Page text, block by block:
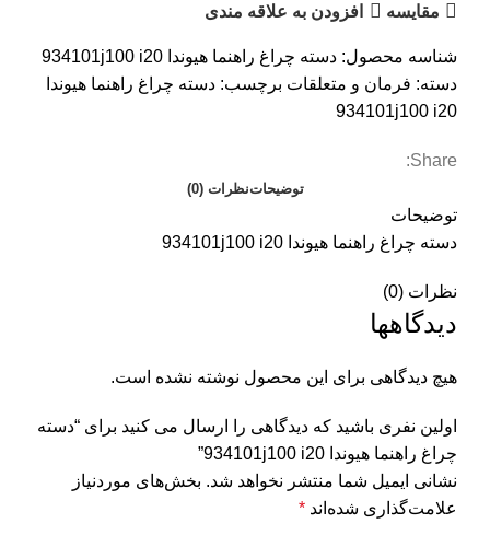
مقایسه افزودن به علاقه مندی
شناسه محصول: دسته چراغ راهنما هیوندا 934101j100 i20
دسته: فرمان و متعلقات برچسب: دسته چراغ راهنما هیوندا
934101j100 i20
Share:
توضیحاتنظرات (0)
توضیحات
دسته چراغ راهنما هیوندا 934101j100 i20
نظرات (0)
دیدگاهها
هیچ دیدگاهی برای این محصول نوشته نشده است.
اولین نفری باشید که دیدگاهی را ارسال می کنید برای “دسته
چراغ راهنما هیوندا 934101j100 i20”
نشانی ایمیل شما منتشر نخواهد شد. بخش‌های موردنیاز
علامت‌گذاری شده‌اند *